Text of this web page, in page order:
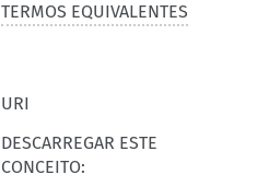
TERMOS EQUIVALENTES
URI
DESCARREGAR ESTE
CONCEITO: